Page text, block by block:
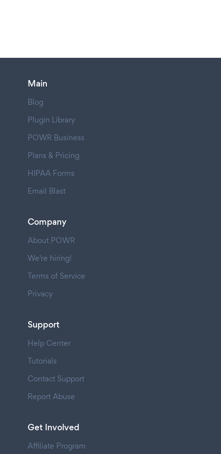
Main
Blog
Plugin Library
POWR Business
Plans & Pricing
HIPAA Forms
Email Blast
Company
About POWR
We're hiring!
Terms of Service
Privacy
Support
Help Center
Tutorials
Contact Support
Report Abuse
Get Involved
Affiliate Program